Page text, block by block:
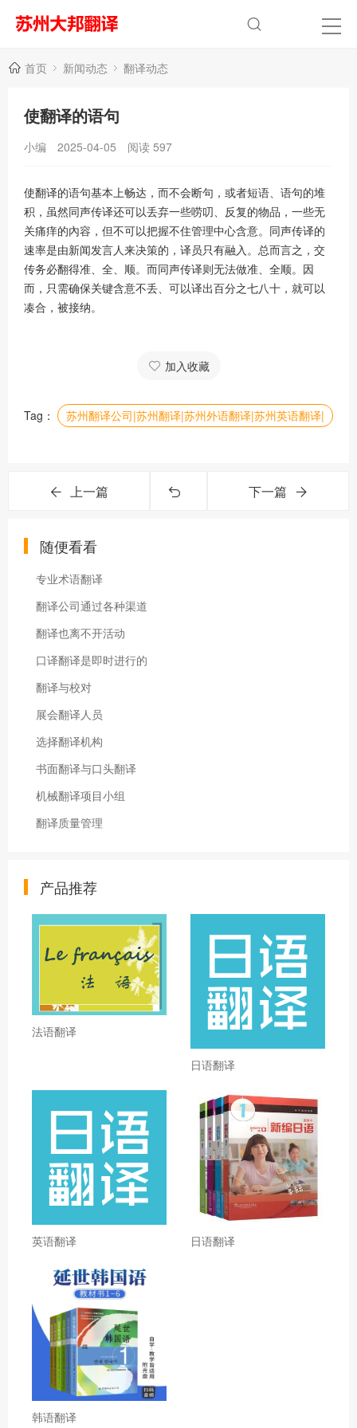
首页 新闻动态 翻译动态
使翻译的语句
小编 2025-04-05 阅读 597
使翻译的语句基本上畅达，而不会断句，或者短语、语句的堆
积，虽然同声传译还可以丢弃一些唠叨、反复的物品，一些无
关痛痒的內容，但不可以把握不住管理中心含意。同声传译的
速率是由新闻发言人来决策的，译员只有融入。总而言之，交
传务必翻得准、全、顺。而同声传译则无法做准、全顺。因
而，只需确保关键含意不丢、可以译出百分之七八十，就可以
凑合，被接纳。
加入收藏
Tag： 苏州翻译公司|苏州翻译|苏州外语翻译|苏州英语翻译|
上一篇 下一篇
随便看看
专业术语翻译
翻译公司通过各种渠道
翻译也离不开活动
口译翻译是即时进行的
翻译与校对
展会翻译人员
选择翻译机构
书面翻译与口头翻译
机械翻译项目小组
翻译质量管理
产品推荐
法语翻译
日语翻译
英语翻译 日语翻译
韩语翻译